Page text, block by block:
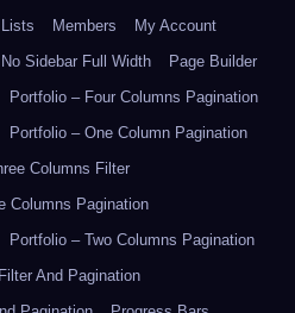
Lists Members
My Account
No Sidebar Full Width
Page Builder
Portfolio – Four Columns Pagination
Portfolio – One Column Pagination
Columns Filter
Columns Pagination
Portfolio – Two Columns Pagination
And Pagination